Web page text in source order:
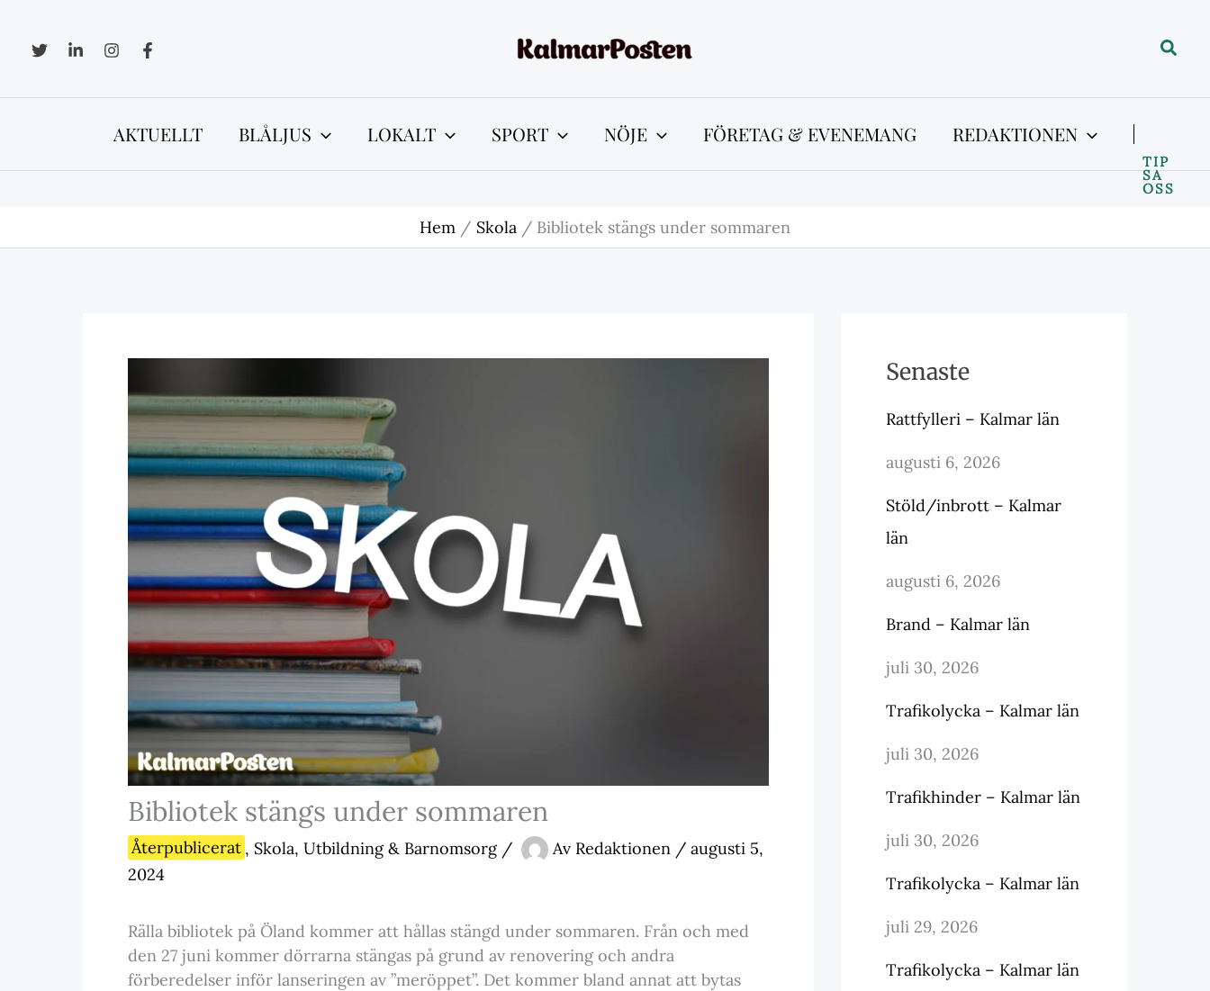
innehåll
Sök
AKTUELLT BLÅLJUS LOKALT SPORT NÖJE FÖRETAG & EVENEMANG REDAKTIONEN
TIP
SA
OSS
Hem Skola Bibliotek stängs under sommaren
Bibliotek stängs under sommaren
Återpublicerat , Skola, Utbildning & Barnomsorg/ Av Redaktionen / augusti 5,
2024
Rälla bibliotek på Öland kommer att hållas stängd under sommaren. Från och med
den 27 juni kommer dörrarna stängas på grund av renovering och andra
förberedelser inför lanseringen av ”meröppet”. Det kommer bland annat att bytas
Senaste
Rattfylleri – Kalmar län
augusti 6, 2026
Stöld/inbrott – Kalmar
län
augusti 6, 2026
Brand – Kalmar län
juli 30, 2026
Trafikolycka – Kalmar län
juli 30, 2026
Trafikhinder – Kalmar län
juli 30, 2026
Trafikolycka – Kalmar län
juli 29, 2026
Trafikolycka – Kalmar län